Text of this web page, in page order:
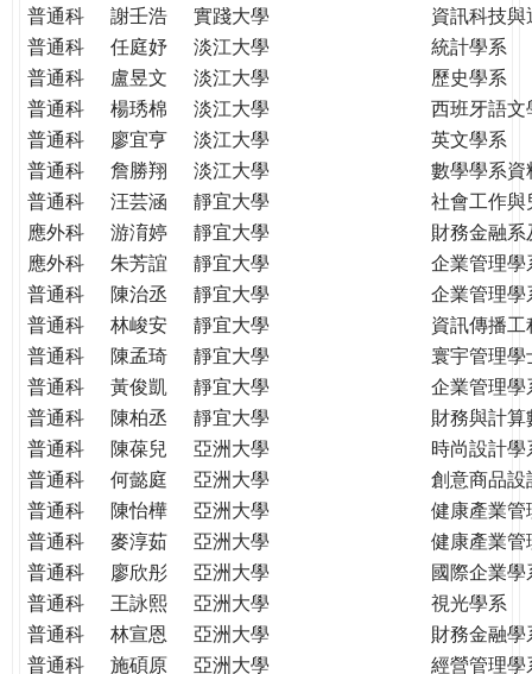
普通科
謝壬浩 實踐大學
資訊科技
普通科
任庭妤 淡江大學
統計學系
普通科
盧昱文 淡江大學
歷史學系
普通科
楊琇棉 淡江大學
西班牙語文
普通科
廖宜亨 淡江大學
英文學系
普通科
詹勝翔 淡江大學
數學學系資
普通科
汪芸涵 靜宜大學
社會工作與
應外科
游淯婷 靜宜大學
財務金融
應外科
朱芳誼 靜宜大學
企業管理學
普通科
陳治丞 靜宜大學
企業管理學
普通科
林峻安 靜宜大學
資訊傳播工
普通科
陳孟琦 靜宜大學
寰宇管理
普通科
黃俊凱 靜宜大學
企業管理
普通科
陳柏丞 靜宜大學
財務與計
普通科
陳葆兒 亞洲大學
時尚設計
普通科
何懿庭 亞洲大學
創意商品設
普通科
陳怡樺 亞洲大學
健康產業管
普通科
麥淳茹 亞洲大學
健康產業管
普通科
廖欣彤 亞洲大學
國際企業
普通科
王詠熙 亞洲大學
視光學系
普通科
林宣恩 亞洲大學
財務金融
普通科
施碩原 亞洲大學 經營管理學